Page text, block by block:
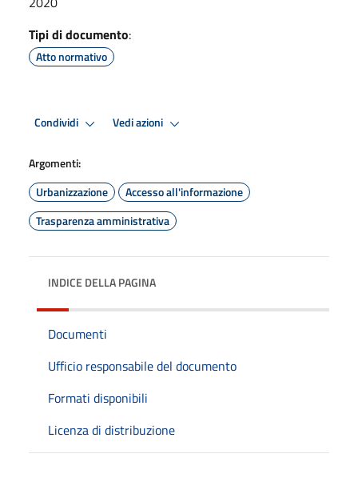
Tipi di documento:
Atto normativo
Condividi Vedi azioni
Argomenti:
Urbanizzazione
Accesso all'informazione
Trasparenza amministrativa
INDICE DELLA PAGINA
Documenti
Ufficio responsabile del documento
Formati disponibili
Licenza di distribuzione